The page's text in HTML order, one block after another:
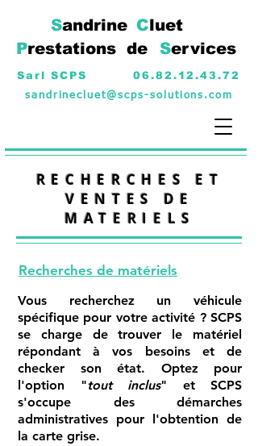
06.82.12.43.72
sandrinecluet@scps-solutions.com
Sarl SCPS
Sandrine Cluet
Prestations de Services
RECHERCHES ET
VENTES DE
MATERIELS
Recherches de matériels
Vous recherchez un véhicule
spécifique pour votre activité ? SCPS
se charge detrouver le matériel
répondant à vos besoins et de
checker son état. Optez pour
l'option "tout inclus" et SCPS
s'occupe des démarches
administratives pour l'obtention de
la carte grise.